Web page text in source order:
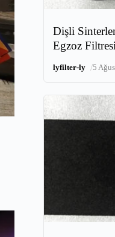
Dişli
Egzoz
lyfilter-ly /5